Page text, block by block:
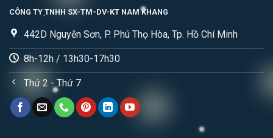
CÔNG TY TNHH SX-TM-DV-KT NAM KHANG
442D Nguyễn Sơn, P. Phú Thọ Hòa, Tp. Hồ Chí Minh
8h-12h / 13h30-17h30
Thứ 2 - Thứ 7